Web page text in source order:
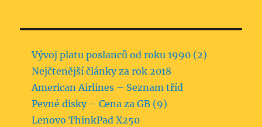
Vývoj platu poslanců od roku 1990 (2)
Nejčtenější články za rok 2018
American Airlines – Seznam tříd
Pevné disky – Cena za GB (9)
Lenovo ThinkPad X250